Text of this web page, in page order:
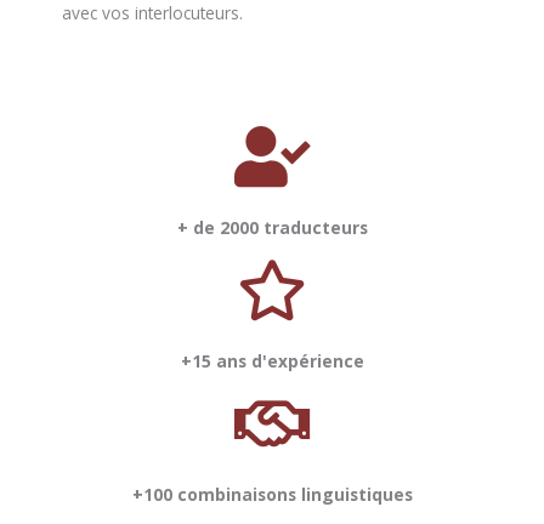
avec vos interlocuteurs.
+ de 2000 traducteurs
+15 ans d'expérience
+100 combinaisons linguistiques